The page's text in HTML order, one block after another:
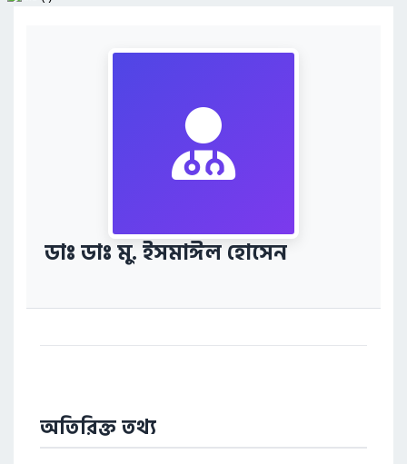
ডাঃ ডাঃ মু. ইসমাঈল হোসেন
অতিরিক্ত তথ্য